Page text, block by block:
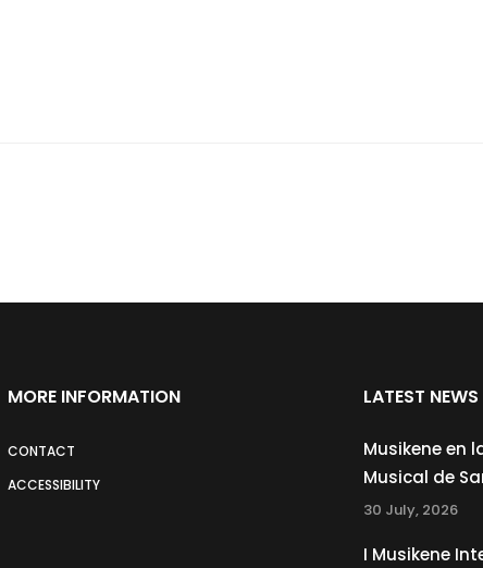
MORE INFORMATION
CONTACT
ACCESSIBILITY
LATEST NEWS
Musikene en
Musical de
30 July, 2026
I Musikene